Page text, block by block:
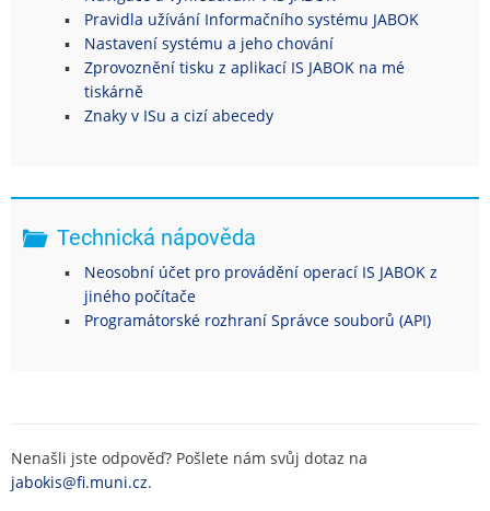
Pravidla užívání Informačního systému JABOK
Nastavení systému a jeho chování
Zprovoznění tisku z aplikací IS JABOK na mé
tiskárně
Znaky v ISu a cizí abecedy
Technická nápověda
Neosobní účet pro provádění operací IS JABOK z
jiného počítače
Programátorské rozhraní Správce souborů (API)
Nenašli jste odpověď? Pošlete nám svůj dotaz na
jabokis@fi.muni.cz.